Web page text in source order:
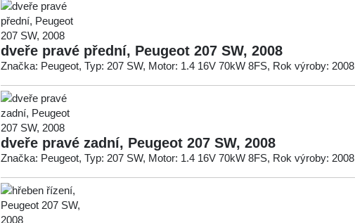
dveře pravé přední, Peugeot 207 SW, 2008
Značka: Peugeot, Typ: 207 SW, Motor: 1.4 16V 70kW 8FS, Rok výroby: 2008
dveře pravé zadní, Peugeot 207 SW, 2008
Značka: Peugeot, Typ: 207 SW, Motor: 1.4 16V 70kW 8FS, Rok výroby: 2008